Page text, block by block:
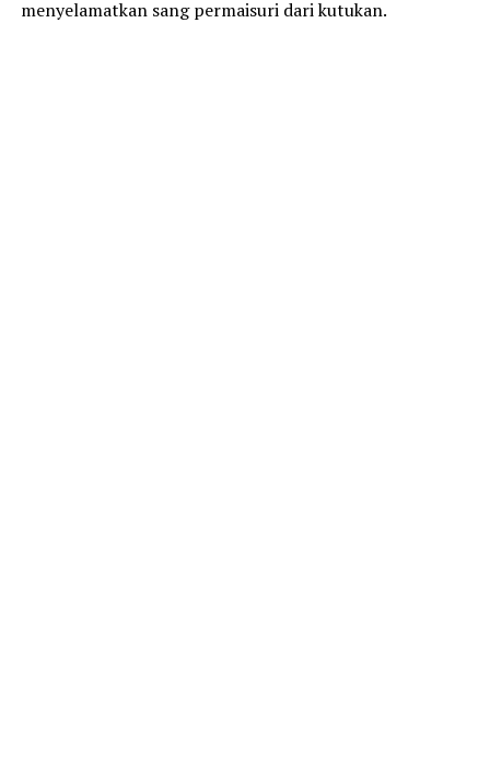
menyelamatkan sang permaisuri dari kutukan.